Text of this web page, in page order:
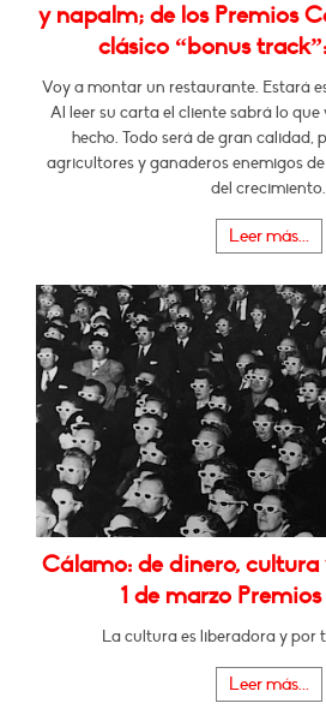
y napalm; de los Premios
clásico “bonus
Voy a montar un restaurante. Estará
Al leer su carta el cliente sabrá lo
hecho. Todo será de gran calidad,
agricultores y ganaderos enemigos
del crecimiento.
Leer más...
Cálamo: de dinero, cultura
1 de marzo
La cultura es liberadora y por
Leer más...